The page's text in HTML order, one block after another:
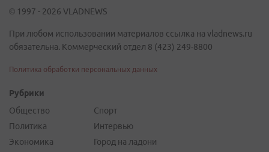
© 1997 - 2026 VLADNEWS
При любом использовании материалов ссылка на vladnews.ru
обязательна. Коммерческий отдел 8 (423) 249-8800
Политика обработки персональных данных
Рубрики
Общество
Политика
Экономика
Спорт
Интервью
Город на ладони